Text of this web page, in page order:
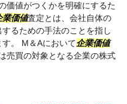
価値がつくかを明確にするた
業価値査定とは、会社自体の
るための手法のことを指し
。 M＆Aにおいて企業価値
売買の対象となる企業の株式